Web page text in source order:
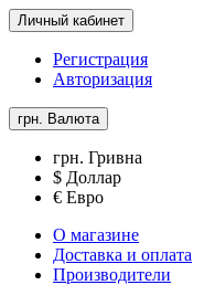
Личный кабинет
Регистрация
Авторизация
грн. Валюта
грн. Гривна
$ Доллар
€ Евро
О магазине
Доставка и оплата
Производители